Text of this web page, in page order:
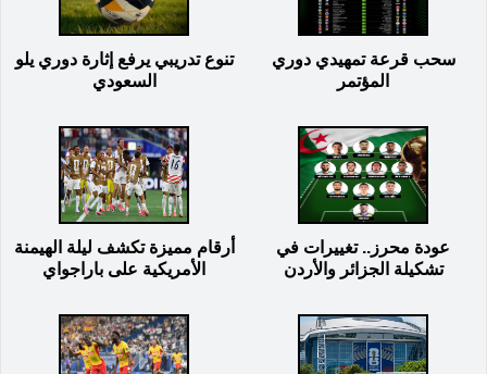
سحب قرعة تمهيدي دوري
المؤتمر
تنوع تدريبي يرفع إثارة دوري يلو
السعودي
عودة محرز.. تغييرات في
تشكيلة الجزائر والأردن
أرقام مميزة تكشف ليلة الهيمنة
الأمريكية على باراجواي